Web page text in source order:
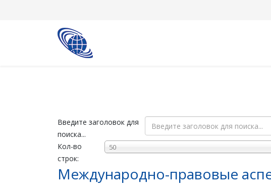
Введите заголовок для
поиска...
Кол-во
строк:
50
Международно-правовые